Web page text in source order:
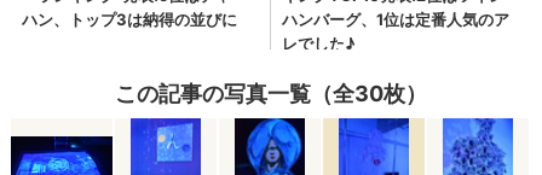
この記事の写真一覧（全30枚）